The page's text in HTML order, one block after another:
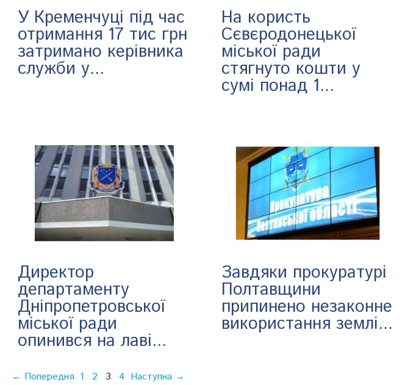
У Кременчуці під час
отримання 17 тис грн
затримано керівника
служби у...
На користь
Сєвєродонецької
міської ради
стягнуто кошти у
сумі понад 1...
Директор
департаменту
Дніпропетровської
міської ради
опинився на лаві...
Завдяки прокуратурі
Полтавщини
припинено незаконне
використання землі...
← Попередня 1 2 3 4 Наступна →